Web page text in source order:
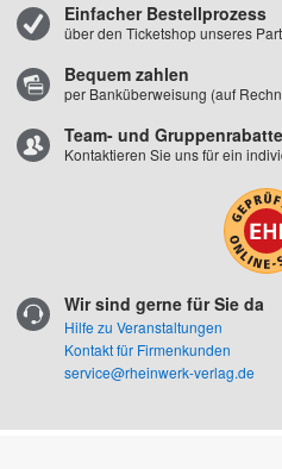
Einfacher Bestellprozess
über den Ticketshop unseres
Bequem zahlen
per Banküberweisung (auf
Team- und Gruppenrabatte
Kontaktieren Sie uns für ein
Wir sind gerne für Sie da
Hilfe zu Veranstaltungen
Kontakt für Firmenkunden
service@rheinwerk-verlag.de